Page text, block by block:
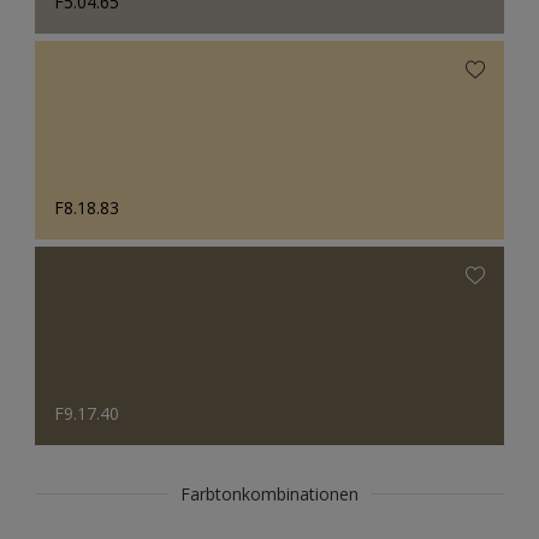
F8.18.83
F9.17.40
Farbtonkombinationen